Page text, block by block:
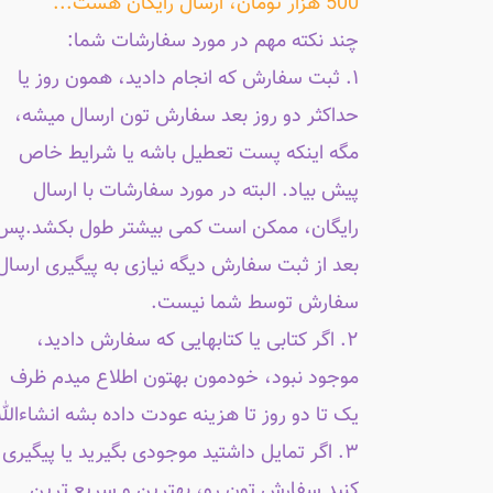
چند نکته مهم در مورد سفارشات شما:
۱. ثبت سفارش که انجام دادید، همون روز یا
حداکثر دو روز بعد سفارش تون ارسال میشه،
مگه اینکه پست تعطیل باشه یا شرایط خاص
پیش بیاد. البته در مورد سفارشات با ارسال
رایگان، ممکن است کمی بیشتر طول
بعد از ثبت سفارش دیگه نیازی به پیگیری
سفارش توسط شما نیست.
۲. اگر کتابی یا کتابهایی که سفارش دادید،
موجود نبود، خودمون بهتون اطلاع میدم ظرف
یک تا دو روز تا هزینه عودت داده بشه
۳. اگر تمایل داشتید موجودی بگیرید یا پیگیری